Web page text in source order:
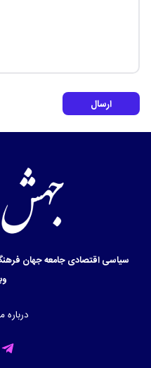
ارسال
سیاسیاقتصادیجامعهجهان
درباره